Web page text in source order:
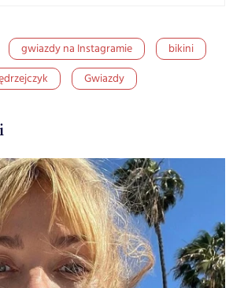
gwiazdy na Instagramie
bikini
Gwiazdy